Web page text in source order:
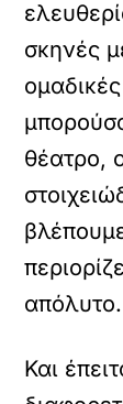
σκηνές
θέατρο,
απόλυτο.
Και